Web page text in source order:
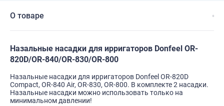
О товаре
Назальные насадки для ирригаторов Donfeel OR-
820D/OR-840/OR-830/OR-800
Назальные насадки для ирригаторов Donfeel OR-820D
Compact, OR-840 Air, OR-830, OR-800. В комплекте 2 насадки.
Назальные насадки можно использовать только на
минимальном давлении!